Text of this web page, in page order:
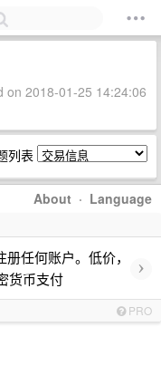
on 2018-01-25 14:24:06
列表
About · Language
任何账户。低价，
货币支付
›
PRO